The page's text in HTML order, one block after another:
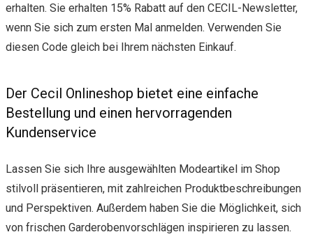
erhalten. Sie erhalten 15% Rabatt auf den CECIL-Newsletter,
wenn Sie sich zum ersten Mal anmelden. Verwenden Sie
diesen Code gleich bei Ihrem nächsten Einkauf.
Der Cecil Onlineshop bietet eine einfache
Bestellung und einen hervorragenden
Kundenservice
Lassen Sie sich Ihre ausgewählten Modeartikel im Shop
stilvoll präsentieren, mit zahlreichen Produktbeschreibungen
und Perspektiven. Außerdem haben Sie die Möglichkeit, sich
von frischen Garderobenvorschlägen inspirieren zu lassen.